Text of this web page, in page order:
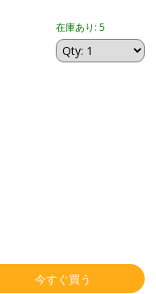
在庫あり: 5
今すぐ買う